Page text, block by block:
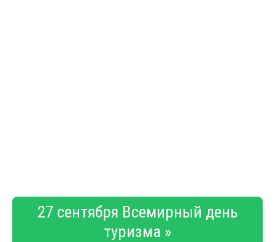
27 сентября Всемирный день
туризма »